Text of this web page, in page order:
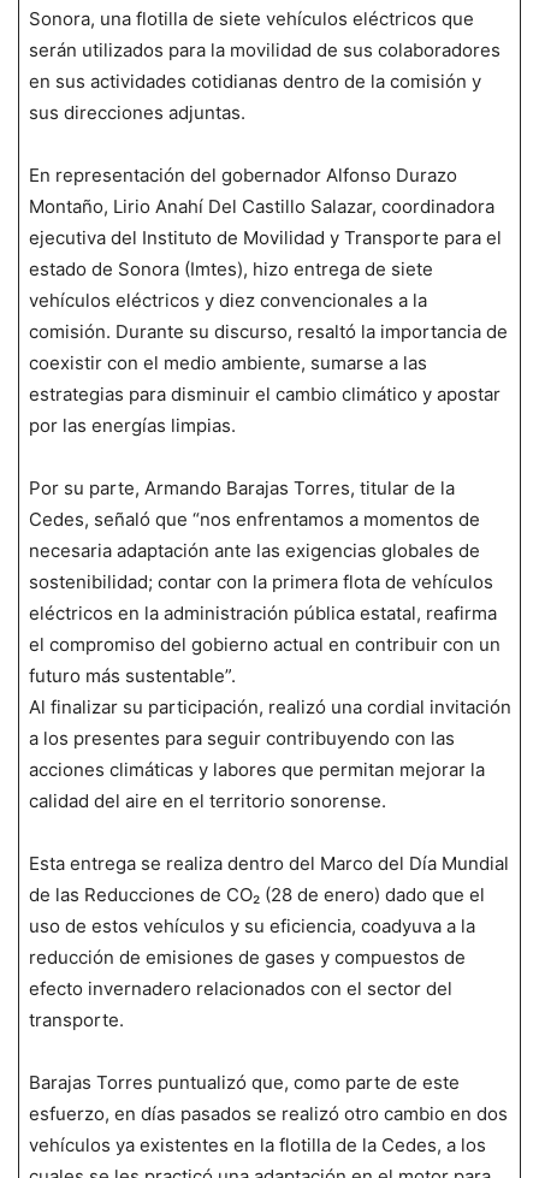
Sonora, una flotilla de siete vehículos eléctricos que
serán utilizados para la movilidad de sus colaboradores
en sus actividades cotidianas dentro de la comisión y
sus direcciones adjuntas.
En representación del gobernador Alfonso Durazo
Montaño, Lirio Anahí Del Castillo Salazar, coordinadora
ejecutiva del Instituto de Movilidad y Transporte para el
estado de Sonora (Imtes), hizo entrega de siete
vehículos eléctricos y diez convencionales a la
comisión. Durante su discurso, resaltó la importancia de
coexistir con el medio ambiente, sumarse a las
estrategias para disminuir el cambio climático y apostar
por las energías limpias.
Por su parte, Armando Barajas Torres, titular de la
Cedes, señaló que “nos enfrentamos a momentos de
necesaria adaptación ante las exigencias globales de
sostenibilidad; contar con la primera flota de vehículos
eléctricos en la administración pública estatal, reafirma
el compromiso del gobierno actual en contribuir con un
futuro más sustentable”.
Al finalizar su participación, realizó una cordial invitación
a los presentes para seguir contribuyendo con las
acciones climáticas y labores que permitan mejorar la
calidad del aire en el territorio sonorense.
Esta entrega se realiza dentro del Marco del Día Mundial
de las Reducciones de CO₂ (28 de enero) dado que el
uso de estos vehículos y su eficiencia, coadyuva a la
reducción de emisiones de gases y compuestos de
efecto invernadero relacionados con el sector del
transporte.
Barajas Torres puntualizó que, como parte de este
esfuerzo, en días pasados se realizó otro cambio en dos
vehículos ya existentes en la flotilla de la Cedes, a los